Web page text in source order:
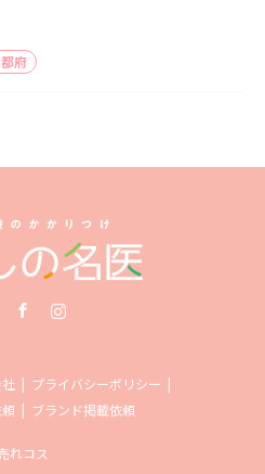
府
プライバシーポリシー
ブランド掲載依頼
れコス